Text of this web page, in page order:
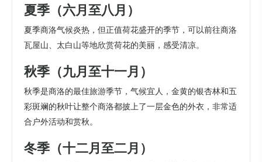
夏季（六月至八月）
夏季商洛气候炎热，但正值荷花盛开的季节，可以前往商洛
瓦屋山、太白山等地欣赏荷花的美丽，感受清凉。
秋季（九月至十一月）
秋季是商洛的最佳旅游季节，气候宜人，金黄的银杏林和五
彩斑斓的秋叶让整个商洛都披上了一层金色的外衣，非常适
合户外活动和赏秋。
冬季（十二月至二月）